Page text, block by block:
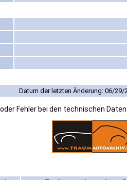
Datum der letzten Änderung: 06/29/
Fehler bei den technischen